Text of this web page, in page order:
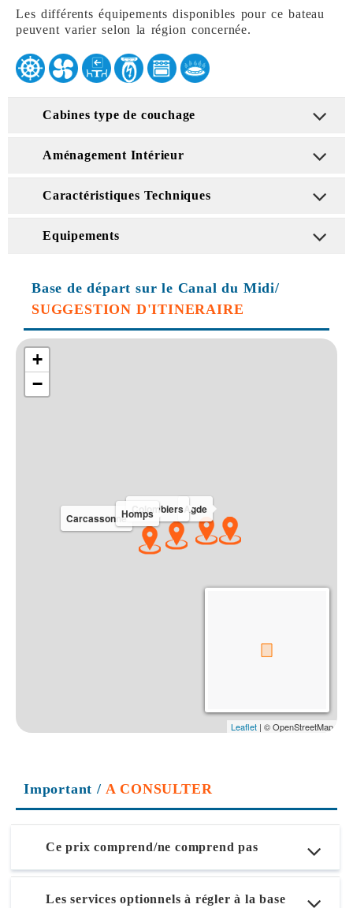
Les différents équipements disponibles pour ce bateau
peuvent varier selon la région concernée.
Cabines type de couchage
Aménagement Intérieur
Caractéristiques Techniques
Equipements
Base de départ sur le Canal du Midi/
SUGGESTION D'ITINERAIRE
Important / A CONSULTER
Ce prix comprend/ne comprend pas
Les services optionnels à régler à la base